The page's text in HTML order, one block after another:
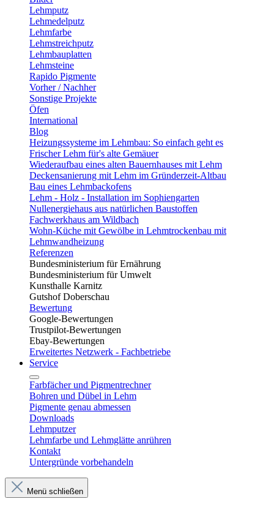
Lehmputz
Lehmedelputz
Lehmfarbe
Lehmstreichputz
Lehmbauplatten
Lehmsteine
Rapido Pigmente
Vorher / Nachher
Sonstige Projekte
Öfen
International
Blog
Heizungssysteme im Lehmbau: So einfach geht es
Frischer Lehm für's alte Gemäuer
Wiederaufbau eines alten Bauernhauses mit Lehm
Deckensanierung mit Lehm im Gründerzeit-Altbau
Bau eines Lehmbackofens
Lehm - Holz - Installation im Sophiengarten
Nullenergiehaus aus natürlichen Baustoffen
Fachwerkhaus am Wildbach
Wohn-Küche mit Gewölbe in Lehmtrockenbau mit
Lehmwandheizung
Referenzen
Bundesministerium für Ernährung
Bundesministerium für Umwelt
Kunsthalle Karnitz
Gutshof Doberschau
Bewertung
Google-Bewertungen
Trustpilot-Bewertungen
Ebay-Bewertungen
Erweitertes Netzwerk - Fachbetriebe
Service
Farbfächer und Pigmentrechner
Bohren und Dübel in Lehm​
Pigmente genau abmessen
Downloads
Lehmputzer
Lehmfarbe und Lehmglätte anrühren
Kontakt
Untergründe vorbehandeln
Menü schließen